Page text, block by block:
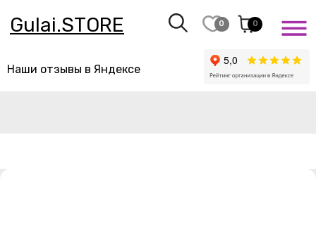
0
Gulai.STORE
Наши отзывы в Яндексе